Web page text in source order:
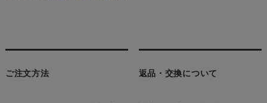
ご注文方法 返品・交換について